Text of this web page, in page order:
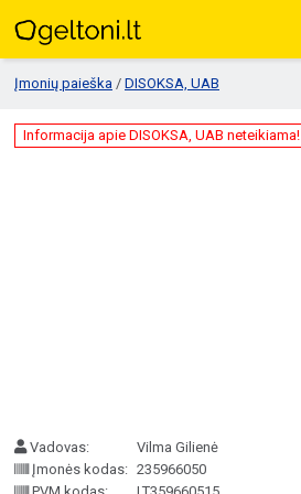
Įmonių paieška / DISOKSA, UAB
Informacija apie DISOKSA, UAB neteikiama!
Vadovas:
Vilma Gilienė
Įmonės kodas: 235966050